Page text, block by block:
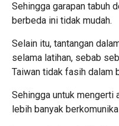
Sehingga garapan tabuh
berbeda ini tidak mudah.
Selain itu, tantangan
selama latihan, sebab
Taiwan tidak fasih dalam
Sehingga untuk mengerti
lebih banyak